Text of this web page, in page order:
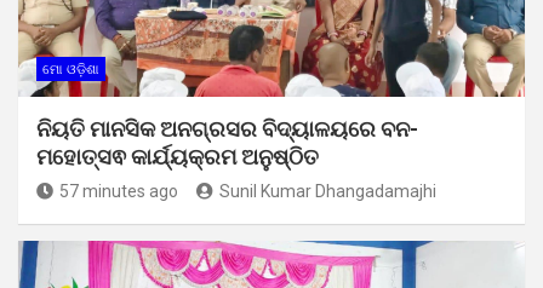
ମୋ ଓଡ଼ିଶା
ନିୟତି ମାନସିକ ଅନଗ୍ରସର ବିଦ୍ୟାଳୟରେ ବନ-
ମହୋତ୍ସଵ କାର୍ଯ୍ୟକ୍ରମ ଅନୁଷ୍ଠିତ
57 minutes ago Sunil Kumar Dhangadamajhi